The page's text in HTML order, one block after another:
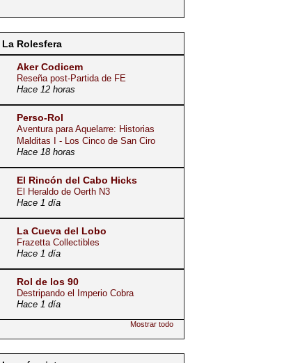
La Rolesfera
Aker Codicem
Reseña post-Partida de FE
Hace 12 horas
Perso-Rol
Aventura para Aquelarre: Historias
Malditas I - Los Cinco de San Ciro
Hace 18 horas
El Rincón del Cabo Hicks
El Heraldo de Oerth N3
Hace 1 día
La Cueva del Lobo
Frazetta Collectibles
Hace 1 día
Rol de los 90
Destripando el Imperio Cobra
Hace 1 día
Mostrar todo